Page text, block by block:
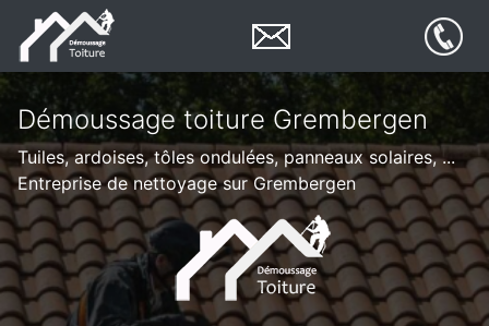
Démoussage toiture Grembergen
Tuiles, ardoises, tôles ondulées, panneaux solaires, ...
Entreprise de nettoyage sur Grembergen